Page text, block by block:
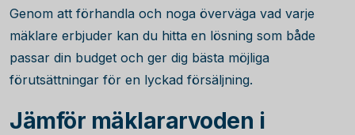
Genom att förhandla och noga överväga vad varje
mäklare erbjuder kan du hitta en lösning som både
passar din budget och ger dig bästa möjliga
förutsättningar för en lyckad försäljning.
Jämför mäklararvoden i